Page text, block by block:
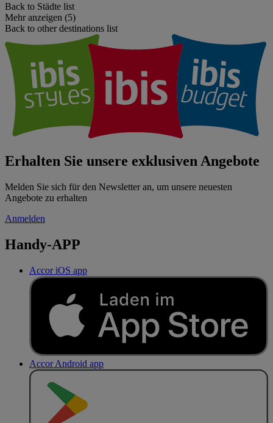
Back to Städte list
Mehr anzeigen (5)
Back to other destinations list
Erhalten Sie unsere exklusiven Angebote
Melden Sie sich für den Newsletter an, um unsere neuesten
Angebote zu erhalten
Anmelden
Handy-APP
Accor iOS app
Accor Android app